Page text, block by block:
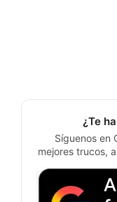
¿Te
Síguenos en
mejores trucos,